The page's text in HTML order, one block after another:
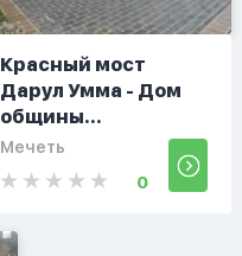
Красный мост
Дарул Умма - Дом
общины...
Мечеть
0